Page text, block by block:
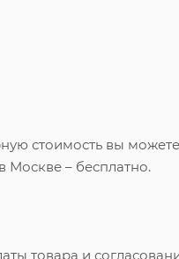
стоимость вы можете
Москве – бесплатно.
товара и